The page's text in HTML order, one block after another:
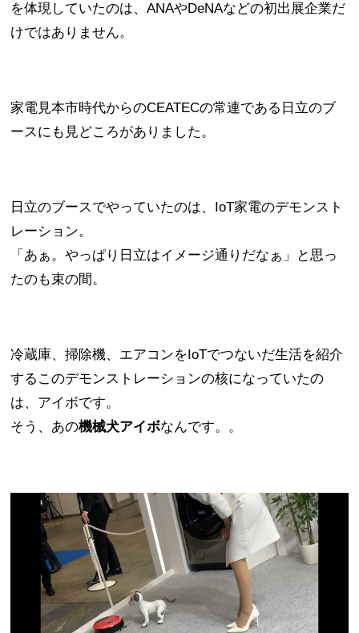
を体現していたのは、ANAやDeNAなどの初出展企業だ
けではありません。
家電見本市時代からのCEATECの常連である日立のブ
ースにも見どころがありました。
日立のブースでやっていたのは、IoT家電のデモンスト
レーション。
「あぁ。やっぱり日立はイメージ通りだなぁ」と思っ
たのも束の間。
冷蔵庫、掃除機、エアコンをIoTでつないだ生活を紹介
するこのデモンストレーションの核になっていたの
は、アイボです。
そう、あの機械犬アイボなんです。。